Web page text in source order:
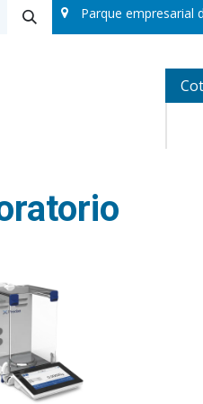
Parque empresarial